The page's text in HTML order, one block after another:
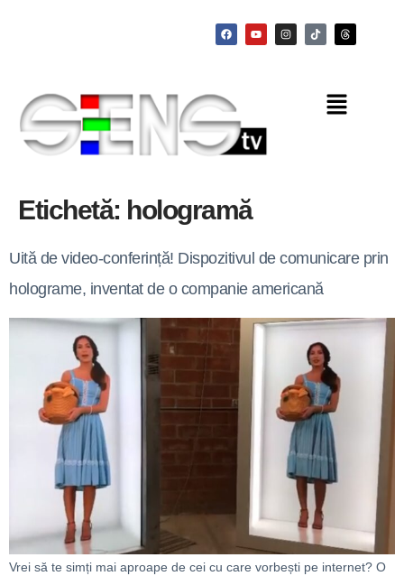
Etichetă: hologramă
Uită de video-conferință! Dispozitivul de comunicare prin
holograme, inventat de o companie americană
Vrei să te simți mai aproape de cei cu care vorbești pe internet? O